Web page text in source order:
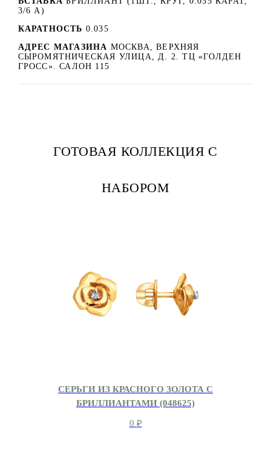
3/6 А)
КАРАТНОСТЬ 0.035
АДРЕС МАГАЗИНА МОСКВА, ВЕРХНЯЯ
СЫРОМЯТНИЧЕСКАЯ УЛИЦА, Д. 2. ТЦ «ГОЛДЕН
ГРОСС». САЛОН 115
ГОТОВАЯ КОЛЛЕКЦИЯ С
НАБОРОМ
СЕРЬГИ ИЗ КРАСНОГО ЗОЛОТА С
БРИЛЛИАНТАМИ (048625)
0 ₽